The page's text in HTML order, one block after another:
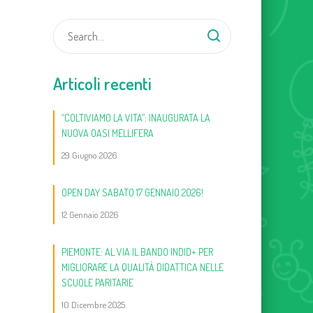
Articoli recenti
“COLTIVIAMO LA VITA”: INAUGURATA LA
NUOVA OASI MELLIFERA
29 Giugno 2026
OPEN DAY SABATO 17 GENNAIO 2026!
12 Gennaio 2026
PIEMONTE: AL VIA IL BANDO INDID+ PER
MIGLIORARE LA QUALITÀ DIDATTICA NELLE
SCUOLE PARITARIE
10 Dicembre 2025